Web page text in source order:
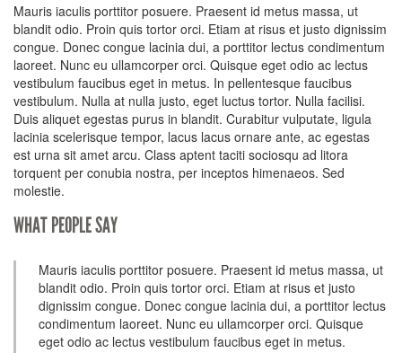
Mauris iaculis porttitor posuere. Praesent id metus massa, ut
blandit odio. Proin quis tortor orci. Etiam at risus et justo dignissim
congue. Donec congue lacinia dui, a porttitor lectus condimentum
laoreet. Nunc eu ullamcorper orci. Quisque eget odio ac lectus
vestibulum faucibus eget in metus. In pellentesque faucibus
vestibulum. Nulla at nulla justo, eget luctus tortor. Nulla facilisi.
Duis aliquet egestas purus in blandit. Curabitur vulputate, ligula
lacinia scelerisque tempor, lacus lacus ornare ante, ac egestas
est urna sit amet arcu. Class aptent taciti sociosqu ad litora
torquent per conubia nostra, per inceptos himenaeos. Sed
molestie.
WHAT PEOPLE SAY
Mauris iaculis porttitor posuere. Praesent id metus massa, ut
blandit odio. Proin quis tortor orci. Etiam at risus et justo
dignissim congue. Donec congue lacinia dui, a porttitor lectus
condimentum laoreet. Nunc eu ullamcorper orci. Quisque
eget odio ac lectus vestibulum faucibus eget in metus.